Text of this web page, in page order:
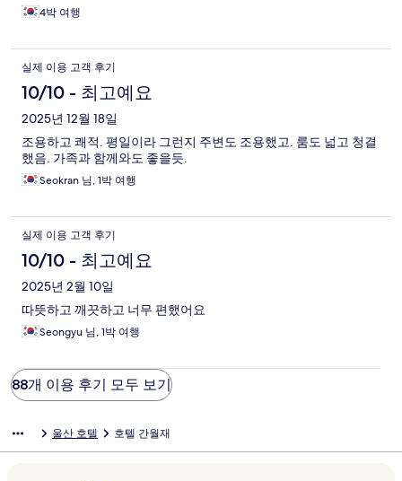
4박 여행
실제 이용 고객 후기
10/10 - 최고예요
2025년 12월 18일
조용하고 쾌적. 평일이라 그런지 주변도 조용했고. 룸도 넓고 청결
했음. 가족과 함께와도 좋을듯.
Seokran 님, 1박 여행
실제 이용 고객 후기
10/10 - 최고예요
2025년 2월 10일
따뜻하고 깨끗하고 너무 편했어요
Seongyu 님, 1박 여행
88개 이용 후기 모두 보기
울산 호텔 호텔 간월재